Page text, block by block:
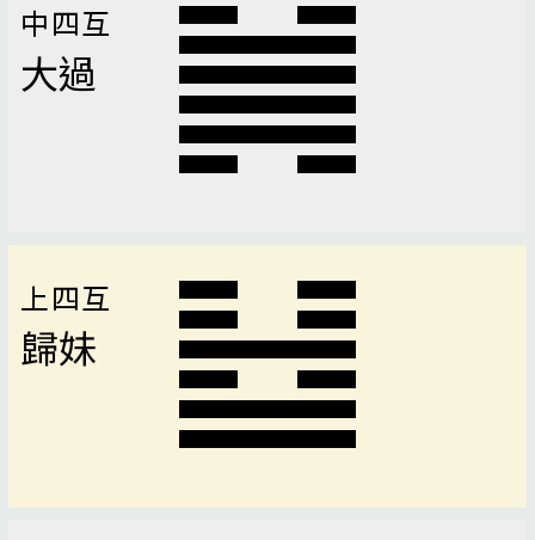
中四互
大過
上四互
歸妹